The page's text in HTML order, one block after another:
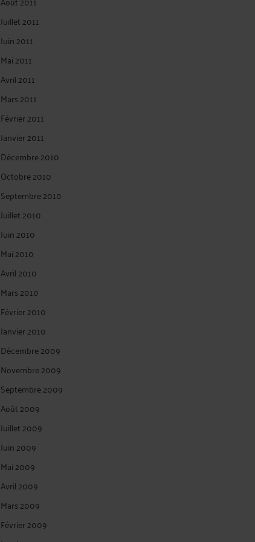
Juillet 2011
Juin 2011
Mai 2011
Avril 2011
Mars 2011
Février 2011
Janvier 2011
Décembre 2010
Octobre 2010
Septembre 2010
Juillet 2010
Juin 2010
Mai 2010
Avril 2010
Mars 2010
Février 2010
Janvier 2010
Décembre 2009
Novembre 2009
Septembre 2009
Août 2009
Juillet 2009
Juin 2009
Mai 2009
Avril 2009
Mars 2009
Février 2009